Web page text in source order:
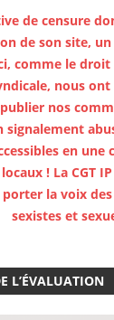
de censure
de son site,
comme le
nous
nos
en une
! La CGT
la voix
sexistes et
L’ÉVALUATION